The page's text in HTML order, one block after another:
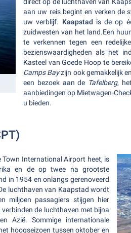
aan uw reis begint en verken de
uw verblijf. Kaapstad is de op
zuidwesten van het land.Een
te verkennen tegen een
bezienswaardigheden als het
Kasteel van Goede Hoop te
Camps Bayzijn ook gemakkelijk
een bezoek aan de Tafelberg,
aanbiedingen op Mietwagen-
u bieden.
Town International Airport heet, is
en de op twee na grootste
in 1954 en onlangs gerenoveerd
luchthaven van Kaapstad wordt
miljoen passagiers stijgen hier
de luchthaven met bijna
Azië. Sommige internationale
hoogseizoen tussen oktober en